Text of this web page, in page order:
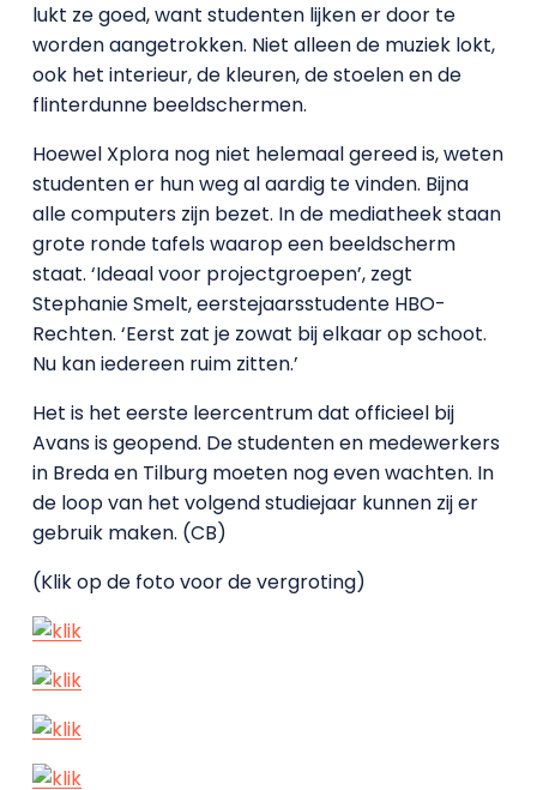
lukt ze goed, want studenten lijken er door te
worden aangetrokken. Niet alleen de muziek lokt,
ook het interieur, de kleuren, de stoelen en de
flinterdunne beeldschermen.
Hoewel Xplora nog niet helemaal gereed is, weten
studenten er hun weg al aardig te vinden. Bijna
alle computers zijn bezet. In de mediatheek staan
grote ronde tafels waarop een beeldscherm
staat. ‘Ideaal voor projectgroepen’, zegt
Stephanie Smelt, eerstejaarsstudente HBO-
Rechten. ‘Eerst zat je zowat bij elkaar op schoot.
Nu kan iedereen ruim zitten.’
Het is het eerste leercentrum dat officieel bij
Avans is geopend. De studenten en medewerkers
in Breda en Tilburg moeten nog even wachten. In
de loop van het volgend studiejaar kunnen zij er
gebruik maken. (CB)
(Klik op de foto voor de vergroting)